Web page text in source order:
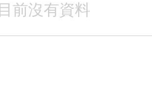
目前沒有資料